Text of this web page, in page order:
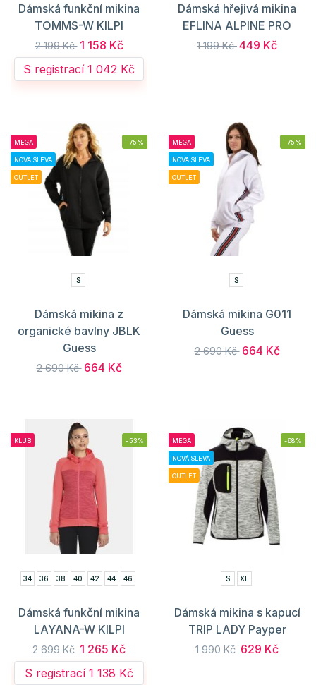
Dámská funkční mikina
TOMMS-W KILPI
2 199 Kč 1 158 Kč
S registrací 1 042 Kč
Dámská hřejivá mikina
EFLINA ALPINE PRO
1 199 Kč449 Kč
MEGA
NOVÁ SLEVA
OUTLET
-75%
S
Dámská mikina z
organické bavlny JBLK
Guess
2 690 Kč 664 Kč
MEGA
NOVÁ SLEVA
OUTLET
-75%
S
Dámská mikina G011
Guess
2 690 Kč 664 Kč
KLUB -53%
34 36 38 40 42 44 46
Dámská funkční mikina
LAYANA-W KILPI
2 699 Kč 1 265 Kč
S registrací 1 138 Kč
MEGA
NOVÁ SLEVA
OUTLET
-68%
S XL
Dámská mikina s kapucí
TRIP LADY Payper
1 990 Kč 629 Kč